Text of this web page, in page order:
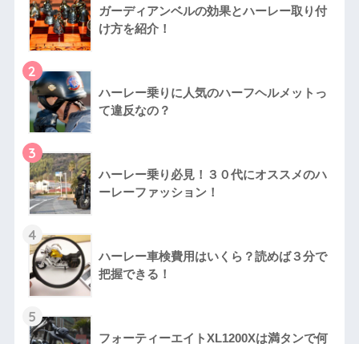
ガーディアンベルの効果とハーレー取り付
け方を紹介！
2
ハーレー乗りに人気のハーフヘルメットっ
て違反なの？
3
ハーレー乗り必見！３０代にオススメのハ
ーレーファッション！
4
ハーレー車検費用はいくら？読めば３分で
把握できる！
5
フォーティーエイトXL1200Xは満タンで何